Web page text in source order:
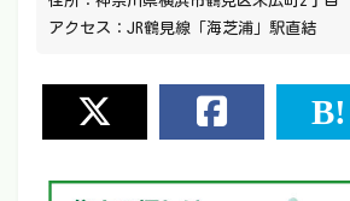
アクセス：JR鶴見線「海芝浦」駅直結